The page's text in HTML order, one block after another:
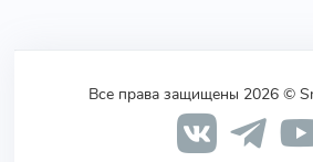
Все права защищены 2026 ©